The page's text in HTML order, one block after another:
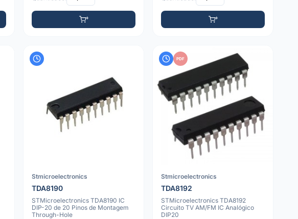
Stmicroelectronics
TDA8190
STMicroelectronics TDA8190 IC
DIP-20 de 20 Pinos de Montagem
Through-Hole
PDF
Stmicroelectronics
TDA8192
STMicroelectronics TDA8192
Circuito TV AM/FM IC Analógico
DIP20